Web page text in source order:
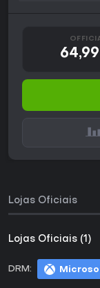
Lojas Oficiais
Lojas Oficiais (1)
DRM: